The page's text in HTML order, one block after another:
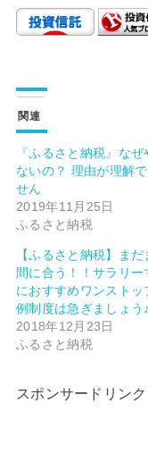
関連
『ふるさと納税』なぜ
ないの？ 理由が理解で
せん
2019年11月25日
ふるさと納税
【ふるさと納税】まだ
間に合う！！サラリー
におすすめワンストッ
例制度は急ぎましょう♪
2018年12月23日
ふるさと納税
スポンサードリンク